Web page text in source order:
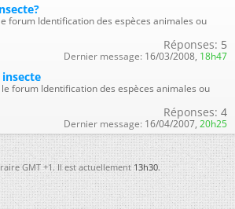
forum Identification des espèces animales ou
Réponses: 5
Dernier message: 16/03/2008, 18h47
forum Identification des espèces animales ou
Réponses: 4
Dernier message: 16/04/2007, 20h25
GMT +1. Il est actuellement13h30.